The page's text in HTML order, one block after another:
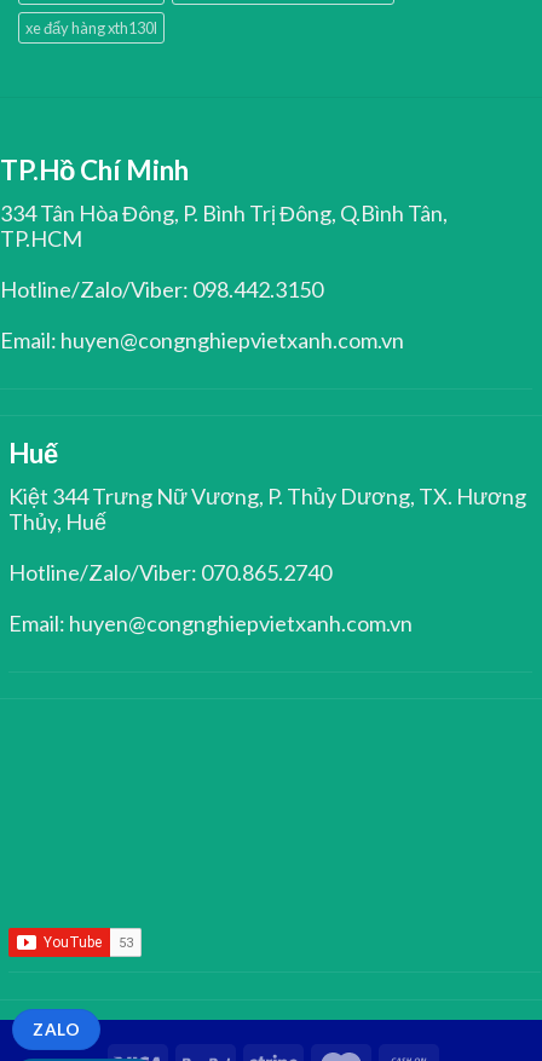
xe đẩy hàng xth130l
TP.Hồ Chí Minh
334 Tân Hòa Đông, P. Bình Trị Đông, Q.Bình Tân,
TP.HCM
Hotline/Zalo/Viber: 098.442.3150
Email: huyen@congnghiepvietxanh.com.vn
Huế
Kiệt 344 Trưng Nữ Vương, P. Thủy Dương, TX. Hương
Thủy, Huế
Hotline/Zalo/Viber: 070.865.2740
Email: huyen@congnghiepvietxanh.com.vn
ZALO